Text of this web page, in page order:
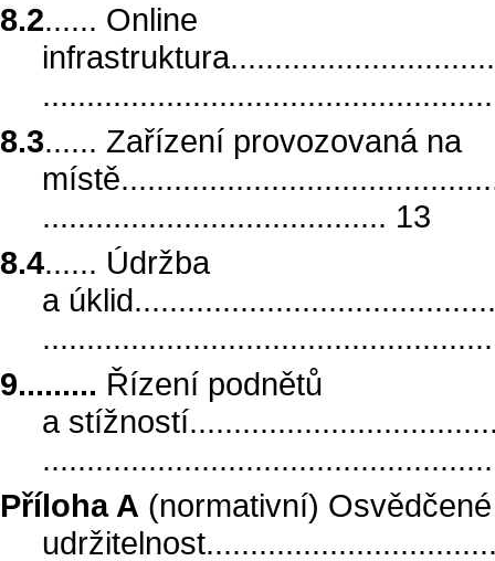
8.2...... Online
8.3...... Zařízení provozovaná na
....................................... 13
8.4...... Údržba
a
9......... Řízení podnětů
a
Příloha A (normativní)